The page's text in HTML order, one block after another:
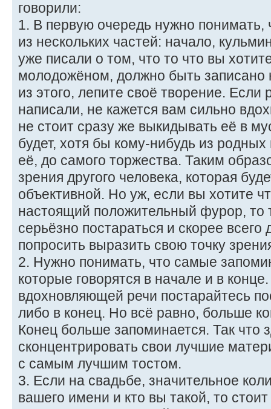
говорили:
1. В первую очередь нужно понимать,
из нескольких частей: начало,
уже писали о том, что то что вы
молодожёном, должно быть записано
из этого, лепите своё творение. Если
написали, не кажется вам сильно
не стоит сразу же выкидывать её в
будет, хотя бы кому-нибудь из
её, до самого торжества. Таким
зрения другого человека, которая
объективной. Но уж, если вы хотите
настоящий положительный фурор, то
серьёзно постараться и скорее
попросить выразить свою точку
2. Нужно понимать, что самые
которые говорятся в начале и в
вдохновляющей речи постарайтесь
либо в конец. Но всё равно, больше
Конец больше запоминается. Так что
сконцентрировать свои лучшие
с самым лучшим тостом.
3. Если на свадьбе, значительное
вашего имени и кто вы такой, то